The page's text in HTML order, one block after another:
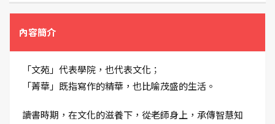
內容簡介
「文苑」代表學院，也代表文化；
「菁華」既指寫作的精華，也比喻茂盛的生活。
讀書時期，在文化的滋養下，從老師身上，承傳智慧知